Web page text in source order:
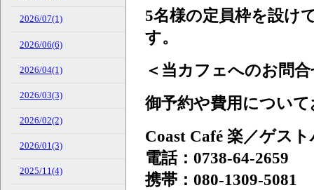
2026/07(1)
2026/06(6)
2026/04(1)
2026/03(3)
2026/02(2)
2026/01(3)
2025/11(4)
5名様の定員枠を設け
す。
＜当カフェへのお問
御予約や費用につい
Coast Café 楽／ゲス
電話：0738-64-2659
携帯：080-1309-5081